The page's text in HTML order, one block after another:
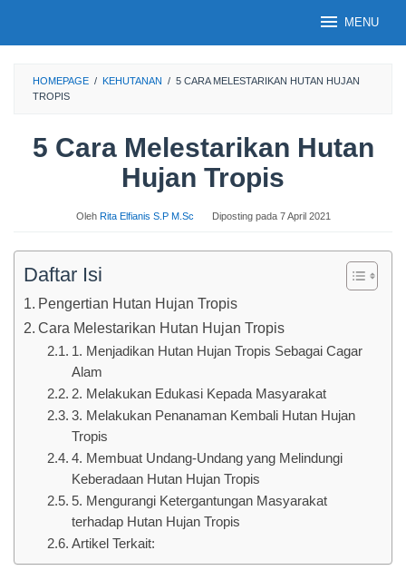
MENU
HOMEPAGE / KEHUTANAN / 5 CARA MELESTARIKAN HUTAN HUJAN
TROPIS
5 Cara Melestarikan Hutan
Hujan Tropis
Oleh Rita Elfianis S.P M.Sc Diposting pada 7 April 2021
Daftar Isi
Pengertian Hutan Hujan Tropis
Cara Melestarikan Hutan Hujan Tropis
1. Menjadikan Hutan Hujan Tropis Sebagai Cagar
Alam
2. Melakukan Edukasi Kepada Masyarakat
3. Melakukan Penanaman Kembali Hutan Hujan
Tropis
4. Membuat Undang-Undang yang Melindungi
Keberadaan Hutan Hujan Tropis
5. Mengurangi Ketergantungan Masyarakat
terhadap Hutan Hujan Tropis
Artikel Terkait: